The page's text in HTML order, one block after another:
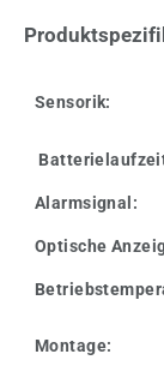
Sensorik:
Alarmsignal:
Optische
Montage: